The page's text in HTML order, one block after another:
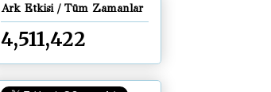
Ark Etkisi / Tüm Zamanlar
4,511,422